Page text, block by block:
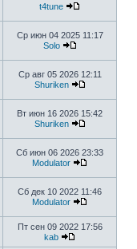
t4tune
Ср июн 04 2025 11:17
Solo
Ср авг 05 2026 12:11
Shuriken
Вт июн 16 2026 15:42
Shuriken
Сб июн 06 2026 23:33
Modulator
Сб дек 10 2022 11:46
Modulator
Пт сен 09 2022 17:56
kab